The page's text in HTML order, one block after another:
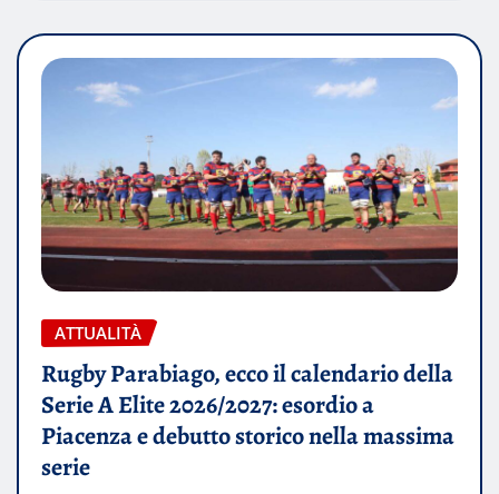
ATTUALITÀ
Rugby Parabiago, ecco il calendario della
Serie A Elite 2026/2027: esordio a
Piacenza e debutto storico nella massima
serie